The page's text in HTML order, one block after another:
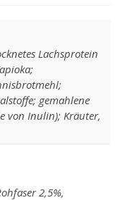
Lachsprotein
gemahlene
von Inulin); Kräuter,
2,5%,